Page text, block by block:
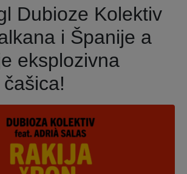
Dubioze Kolektiv
i Španije a
eksplozivna